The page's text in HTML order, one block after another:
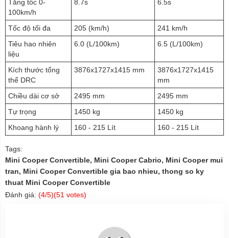
Tăng tốc 0-
100km/h
8.7s 6.5s
Tốc độ tối đa 205 (km/h)
241 km/h
Tiêu hao nhiên
liệu
6.0 (L/100km) 6.5 (L/100km)
Kích thước tổng
thể DRC
3876x1727x1415 mm
3876x1727x1415
mm
Chiều dài cơ sở
2495 mm
2495 mm
Tự trọng
1450 kg
1450 kg
Khoang hành lý
160 - 215 Lít 160 - 215 Lít
Tags:
Mini Cooper Convertible, Mini Cooper Cabrio, Mini Cooper mui
tran, Mini Cooper Convertible gia bao nhieu, thong so ky
thuat Mini Cooper Convertible
Đánh giá: (4/5)(51 votes)